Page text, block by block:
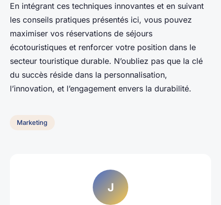
En intégrant ces techniques innovantes et en suivant
les conseils pratiques présentés ici, vous pouvez
maximiser vos réservations de séjours
écotouristiques et renforcer votre position dans le
secteur touristique durable. N’oubliez pas que la clé
du succès réside dans la personnalisation,
l’innovation, et l’engagement envers la durabilité.
Marketing
J